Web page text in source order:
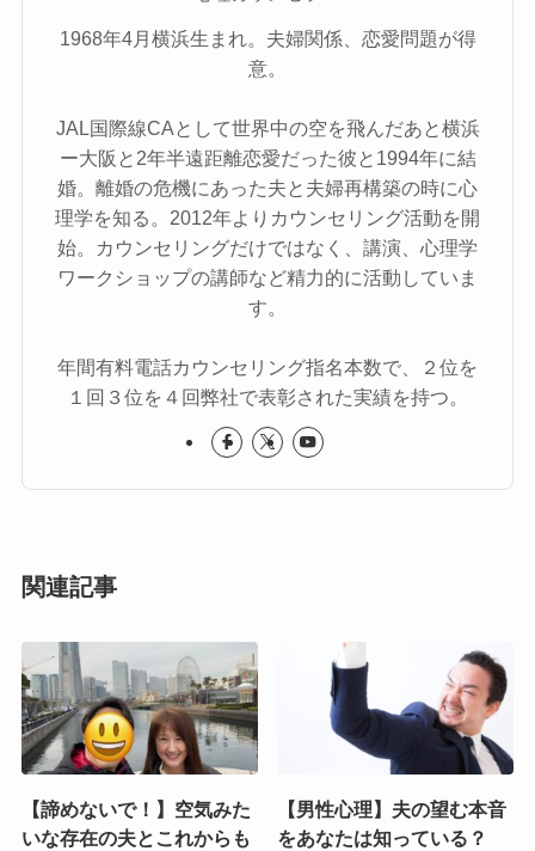
1968年4月横浜生まれ。夫婦関係、恋愛問題が得
意。
JAL国際線CAとして世界中の空を飛んだあと横浜
ー大阪と2年半遠距離恋愛だった彼と1994年に結
婚。離婚の危機にあった夫と夫婦再構築の時に心
理学を知る。2012年よりカウンセリング活動を開
始。カウンセリングだけではなく、講演、心理学
ワークショップの講師など精力的に活動していま
す。
年間有料電話カウンセリング指名本数で、２位を
１回３位を４回弊社で表彰された実績を持つ。
関連記事
【諦めないで！】空気みた
いな存在の夫とこれからも
【男性心理】夫の望む本音
をあなたは知っている？